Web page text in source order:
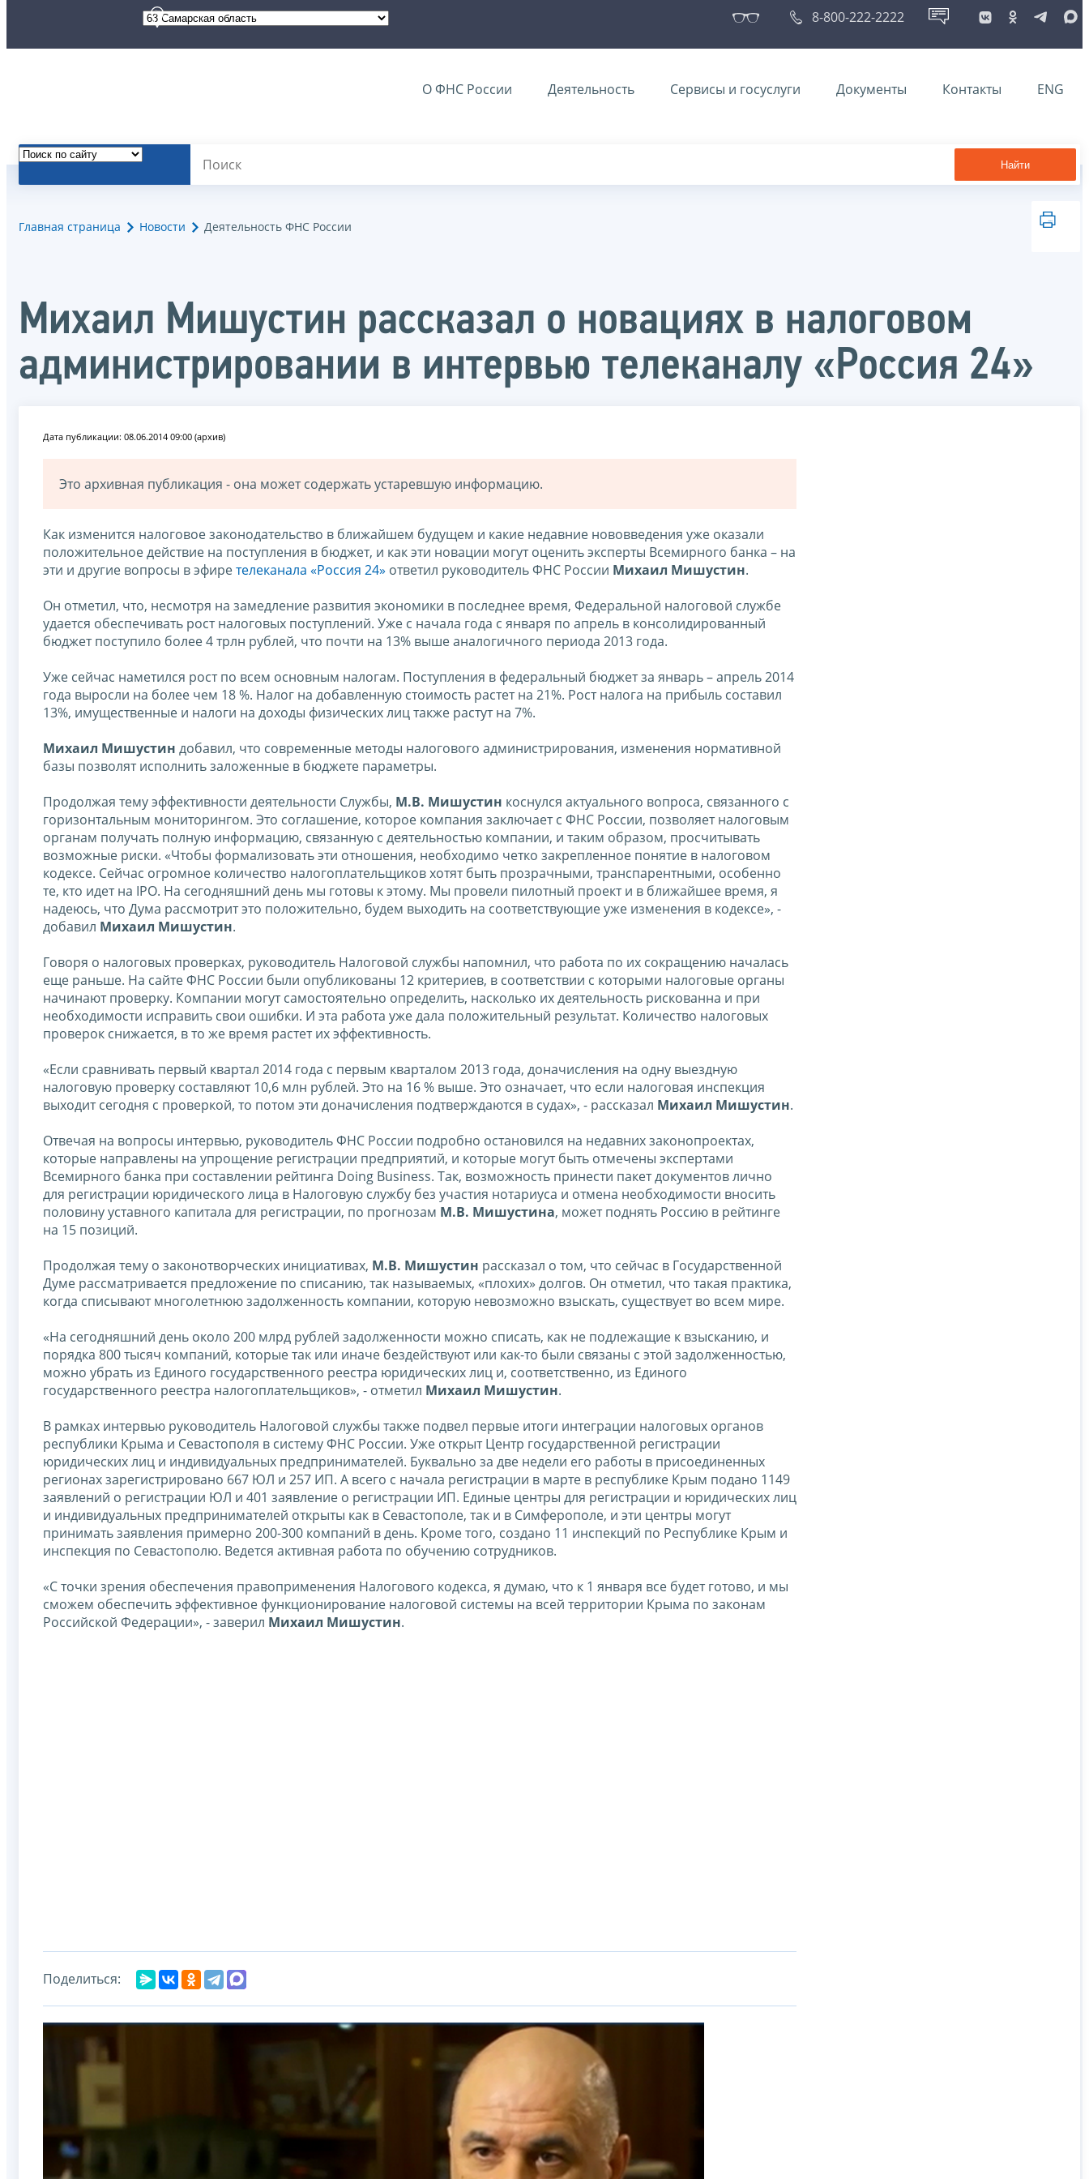
8-800-222-2222
О ФНС России Деятельность Сервисы и госуслуги Документы Контакты ENG
Найти
Главная страница Новости Деятельность ФНС России
Михаил Мишустин рассказал о новациях в налоговом
администрировании в интервью телеканалу «Россия 24»
Дата публикации: 08.06.2014 09:00 (архив)
Это архивная публикация - она может содержать устаревшую информацию.
Как изменится налоговое законодательство в ближайшем будущем и какие недавние нововведения уже оказали
положительное действие на поступления в бюджет, и как эти новации могут оценить эксперты Всемирного банка – на
эти и другие вопросы в эфиретелеканала «Россия 24» ответил руководитель ФНС России Михаил Мишустин.
Он отметил, что, несмотря на замедление развития экономики в последнее время, Федеральной налоговой службе
удается обеспечивать рост налоговых поступлений. Уже с начала года с января по апрель в консолидированный
бюджет поступило более 4 трлн рублей, что почти на 13% выше аналогичного периода 2013 года.
Уже сейчас наметился рост по всем основным налогам. Поступления в федеральный бюджет за январь – апрель 2014
года выросли на более чем 18 %. Налог на добавленную стоимость растет на 21%. Рост налога на прибыль составил
13%, имущественные и налоги на доходы физических лиц также растут на 7%.
Михаил Мишустин добавил, что современные методы налогового администрирования, изменения нормативной
базы позволят исполнить заложенные в бюджете параметры.
Продолжая тему эффективности деятельности Службы, М.В. Мишустин коснулся актуального вопроса, связанного с
горизонтальным мониторингом. Это соглашение, которое компания заключает с ФНС России, позволяет налоговым
органам получать полную информацию, связанную с деятельностью компании, и таким образом, просчитывать
возможные риски. «Чтобы формализовать эти отношения, необходимо четко закрепленное понятие в налоговом
кодексе. Сейчас огромное количество налогоплательщиков хотят быть прозрачными, транспарентными, особенно
те, кто идет на IPO. На сегодняшний день мы готовы к этому. Мы провели пилотный проект и в ближайшее время, я
надеюсь, что Дума рассмотрит это положительно, будем выходить на соответствующие уже изменения в кодексе», -
добавил Михаил Мишустин.
Говоря о налоговых проверках, руководитель Налоговой службы напомнил, что работа по их сокращению началась
еще раньше. На сайте ФНС России были опубликованы 12 критериев, в соответствии с которыми налоговые органы
начинают проверку. Компании могут самостоятельно определить, насколько их деятельность рискованна и при
необходимости исправить свои ошибки. И эта работа уже дала положительный результат. Количество налоговых
проверок снижается, в то же время растет их эффективность.
«Если сравнивать первый квартал 2014 года с первым кварталом 2013 года, доначисления на одну выездную
налоговую проверку составляют 10,6 млн рублей. Это на 16 % выше. Это означает, что если налоговая инспекция
выходит сегодня с проверкой, то потом эти доначисления подтверждаются в судах», - рассказал Михаил Мишустин.
Отвечая на вопросы интервью, руководитель ФНС России подробно остановился на недавних законопроектах,
которые направлены на упрощение регистрации предприятий, и которые могут быть отмечены экспертами
Всемирного банка при составлении рейтинга Doing Business. Так, возможность принести пакет документов лично
для регистрации юридического лица в Налоговую службу без участия нотариуса и отмена необходимости вносить
половину уставного капитала для регистрации, по прогнозам М.В. Мишустина, может поднять Россию в рейтинге
на 15 позиций.
Продолжая тему о законотворческих инициативах, М.В. Мишустин рассказал о том, что сейчас в Государственной
Думе рассматривается предложение по списанию, так называемых, «плохих» долгов. Он отметил, что такая практика,
когда списывают многолетнюю задолженность компании, которую невозможно взыскать, существует во всем мире.
«На сегодняшний день около 200 млрд рублей задолженности можно списать, как не подлежащие к взысканию, и
порядка 800 тысяч компаний, которые так или иначе бездействуют или как-то были связаны с этой задолженностью,
можно убрать из Единого государственного реестра юридических лиц и, соответственно, из Единого
государственного реестра налогоплательщиков», - отметил Михаил Мишустин.
В рамках интервью руководитель Налоговой службы также подвел первые итоги интеграции налоговых органов
республики Крыма и Севастополя в систему ФНС России. Уже открыт Центр государственной регистрации
юридических лиц и индивидуальных предпринимателей. Буквально за две недели его работы в присоединенных
регионах зарегистрировано 667 ЮЛ и 257 ИП. А всего с начала регистрации в марте в республике Крым подано 1149
заявлений о регистрации ЮЛ и 401 заявление о регистрации ИП. Единые центры для регистрации и юридических лиц
и индивидуальных предпринимателей открыты как в Севастополе, так и в Симферополе, и эти центры могут
принимать заявления примерно 200-300 компаний в день. Кроме того, создано 11 инспекций по Республике Крым и
инспекция по Севастополю. Ведется активная работа по обучению сотрудников.
«С точки зрения обеспечения правоприменения Налогового кодекса, я думаю, что к 1 января все будет готово, и мы
сможем обеспечить эффективное функционирование налоговой системы на всей территории Крыма по законам
Российской Федерации», - заверил Михаил Мишустин.
Поделиться: